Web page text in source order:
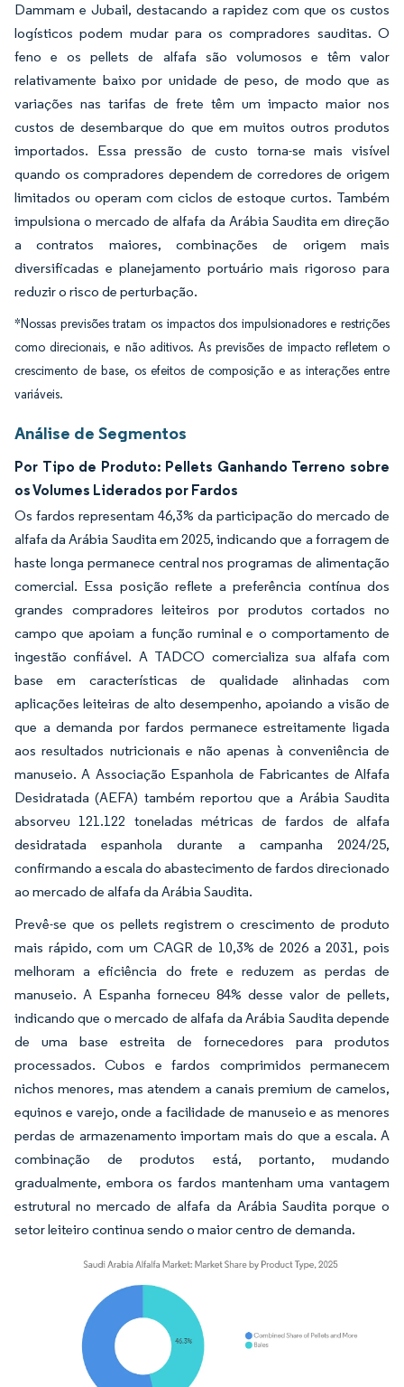
Dammam e Jubail, destacando a rapidez com que os custos
logísticos podem mudar para os compradores sauditas. O
feno e os pellets de alfafa são volumosos e têm valor
relativamente baixo por unidade de peso, de modo que as
variações nas tarifas de frete têm um impacto maior nos
custos de desembarque do que em muitos outros produtos
importados. Essa pressão de custo torna-se mais visível
quando os compradores dependem de corredores de origem
limitados ou operam com ciclos de estoque curtos. Também
impulsiona o mercado de alfafa da Arábia Saudita em direção
a contratos maiores, combinações de origem mais
diversificadas e planejamento portuário mais rigoroso para
reduzir o risco de perturbação.
*Nossas previsões tratam os impactos dos impulsionadores e restrições
como direcionais, e não aditivos. As previsões de impacto refletem o
crescimento de base, os efeitos de composição e as interações entre
variáveis.
Análise de Segmentos
Por Tipo de Produto: Pellets Ganhando Terreno sobre
os Volumes Liderados por Fardos
Os fardos representam 46,3% da participação do mercado de
alfafa da Arábia Saudita em 2025, indicando que a forragem de
haste longa permanece central nos programas de alimentação
comercial. Essa posição reflete a preferência contínua dos
grandes compradores leiteiros por produtos cortados no
campo que apoiam a função ruminal e o comportamento de
ingestão confiável. A TADCO comercializa sua alfafa com
base em características de qualidade alinhadas com
aplicações leiteiras de alto desempenho, apoiando a visão de
que a demanda por fardos permanece estreitamente ligada
aos resultados nutricionais e não apenas à conveniência de
manuseio. A Associação Espanhola de Fabricantes de Alfafa
Desidratada (AEFA) também reportou que a Arábia Saudita
absorveu 121.122 toneladas métricas de fardos de alfafa
desidratada espanhola durante a campanha 2024/25,
confirmando a escala do abastecimento de fardos direcionado
ao mercado de alfafa da Arábia Saudita.
Prevê-se que os pellets registrem o crescimento de produto
mais rápido, com um CAGR de 10,3% de 2026 a 2031, pois
melhoram a eficiência do frete e reduzem as perdas de
manuseio. A Espanha forneceu 84% desse valor de pellets,
indicando que o mercado de alfafa da Arábia Saudita depende
de uma base estreita de fornecedores para produtos
processados. Cubos e fardos comprimidos permanecem
nichos menores, mas atendem a canais premium de camelos,
equinos e varejo, onde a facilidade de manuseio e as menores
perdas de armazenamento importam mais do que a escala. A
combinação de produtos está, portanto, mudando
gradualmente, embora os fardos mantenham uma vantagem
estrutural no mercado de alfafa da Arábia Saudita porque o
setor leiteiro continua sendo o maior centro de demanda.